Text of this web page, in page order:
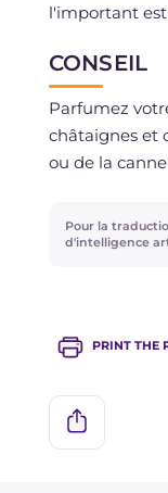
l'important
hermétique.
préférez, une
CONSEIL
Parfumez
châtaignes et
ou de la
Pour la
d'intelligence
PRINT THE